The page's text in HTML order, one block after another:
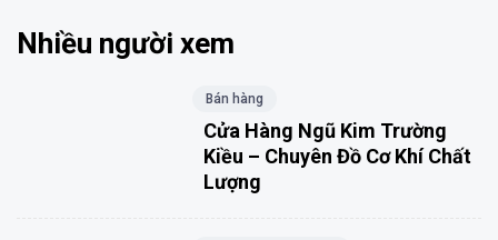
Nhiều người xem
Bán hàng
Cửa Hàng Ngũ Kim Trường
Kiều – Chuyên Đồ Cơ Khí Chất
Lượng